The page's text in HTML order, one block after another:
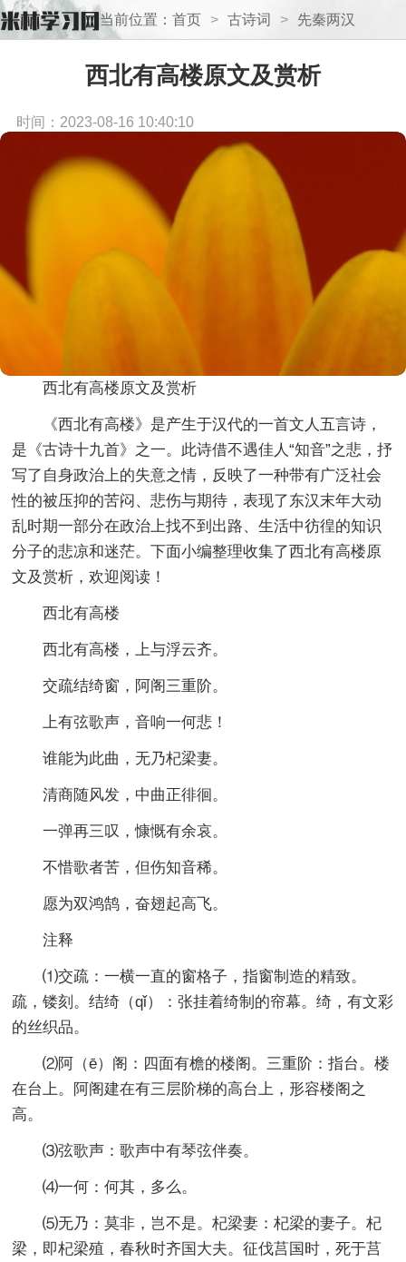
当前位置： 首页 > 古诗词 > 先秦两汉
西北有高楼原文及赏析
时间：2023-08-16 10:40:10
西北有高楼原文及赏析
《西北有高楼》是产生于汉代的一首文人五言诗，
是《古诗十九首》之一。此诗借不遇佳人“知音”之悲，抒
写了自身政治上的失意之情，反映了一种带有广泛社会
性的被压抑的苦闷、悲伤与期待，表现了东汉末年大动
乱时期一部分在政治上找不到出路、生活中彷徨的知识
分子的悲凉和迷茫。下面小编整理收集了西北有高楼原
文及赏析，欢迎阅读！
西北有高楼
西北有高楼，上与浮云齐。
交疏结绮窗，阿阁三重阶。
上有弦歌声，音响一何悲！
谁能为此曲，无乃杞梁妻。
清商随风发，中曲正徘徊。
一弹再三叹，慷慨有余哀。
不惜歌者苦，但伤知音稀。
愿为双鸿鹄，奋翅起高飞。
注释
⑴交疏：一横一直的窗格子，指窗制造的精致。
疏，镂刻。结绮（qǐ）：张挂着绮制的帘幕。绮，有文彩
的丝织品。
⑵阿（ē）阁：四面有檐的楼阁。三重阶：指台。楼
在台上。阿阁建在有三层阶梯的高台上，形容楼阁之
高。
⑶弦歌声：歌声中有琴弦伴奏。
⑷一何：何其，多么。
⑸无乃：莫非，岂不是。杞梁妻：杞梁的妻子。杞
梁，即杞梁殖，春秋时齐国大夫。征伐莒国时，死于莒